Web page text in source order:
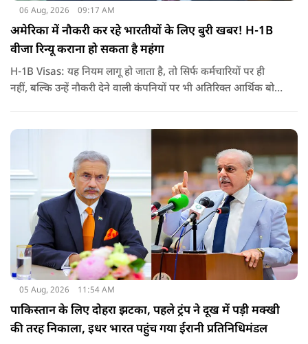
06 Aug, 2026 09:17 AM
अमेरिका में नौकरी कर रहे भारतीयों के लिए बुरी खबर! H-1B
वीजा रिन्यू कराना हो सकता है महंगा
H-1B Visas: यह नियम लागू हो जाता है, तो सिर्फ कर्मचारियों पर ही
नहीं, बल्कि उन्हें नौकरी देने वाली कंपनियों पर भी अतिरिक्त आर्थिक बोझ
वीजा का समय-समय पर नवीनीकरण कराते हैं.
05 Aug, 2026 11:54 AM
पाकिस्तान के लिए दोहरा झटका, पहले ट्रंप ने दूख में पड़ी मक्खी
की तरह निकाला, इधर भारत पहुंच गया ईरानी प्रतिनिधिमंडल